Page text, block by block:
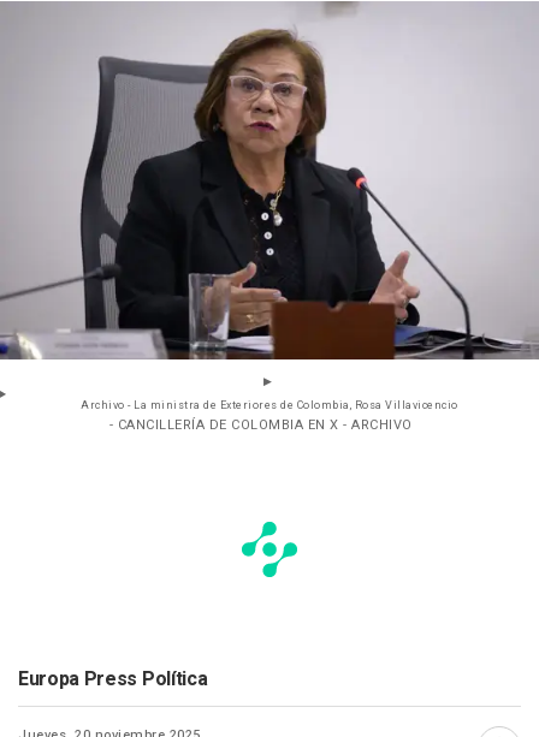
Archivo - La ministra de Exteriores de Colombia, Rosa Villavicencio
- CANCILLERÍA DE COLOMBIA EN X - ARCHIVO
Europa Press Política